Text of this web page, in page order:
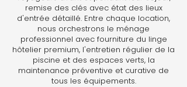
remise des clés avec état des lieux
d'entrée détaillé. Entre chaque location,
nous orchestrons le ménage
professionnel avec fourniture du linge
hôtelier premium, l'entretien régulier de la
piscine et des espaces verts, la
maintenance préventive et curative de
tous les équipements.